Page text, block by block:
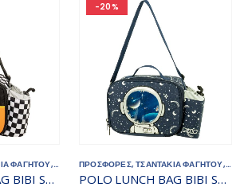
ΦΑΓΗΤΟΥ, ΤΣΑΝΤΕΣ - ΣΑΚΙΔΙΑ
POLO LUNCH BAG BIBI SPACE 907068-8351
-20%
ΠΡΟΣΦΟΡΕΣ,ΤΣΑΝΤΑΚΙΑ ΦΑΓΗΤΟΥ,
POLO LUNCH BAG BIBI SPACE 907068-8350